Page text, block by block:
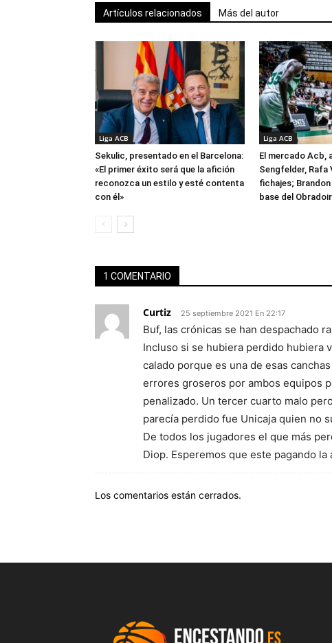
Artículos relacionados Más del autor
Liga ACB
Sekulic, presentado en el Barcelona:
«El primer éxito será que la afición
reconozca un estilo y esté contenta
con él»
Liga ACB
El mercado Acb,
Sengfelder, Rafa
fichajes;
base del
1 COMENTARIO
Curtiz 25 septiembre 2021 En 22:17
Buf, las crónicas se han despachado
Incluso si se hubiera perdido hubiera
calado porque es una de esas
errores groseros por ambos equipos
penalizado. Un tercer cuarto malo
parecía perdido fue Unicaja quien no
De todos los jugadores el que más
Diop. Esperemos que este pagando la
Los comentarios están cerrados.